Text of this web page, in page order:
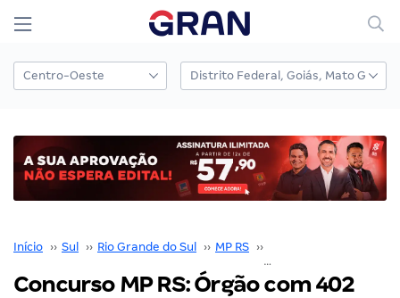
Início ›› Sul ›› Rio Grande do Sul ›› MP RS ››
Concurso MP RS: Órgão com 402